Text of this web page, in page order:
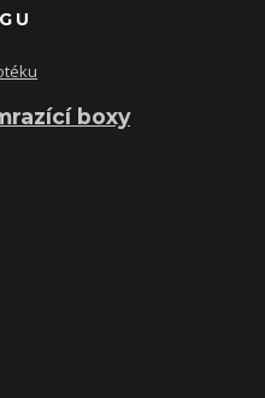
boxy